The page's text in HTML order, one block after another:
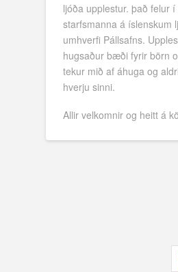
ljóða upplestur. það felur
starfsmanna á íslenskum
umhverfi Pállsafns.
hugsaður bæði fyrir börn
tekur mið af áhuga og
hverju sinni.
Allir velkomnir og heitt á